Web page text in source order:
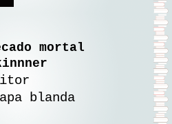
mortal
blanda